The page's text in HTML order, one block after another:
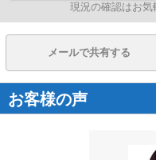
現況の確認はお気
メールで共有する
お客様の声